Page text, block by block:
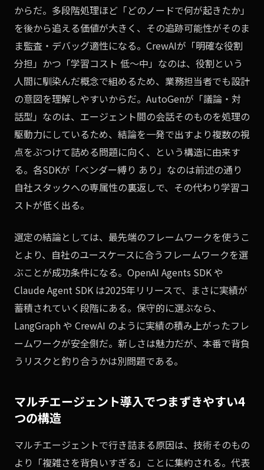
からだ。多段階処理ほど「どのノードで何が起きたか」
を後から追える価値が大きく、その追跡可能性がそのま
ま監査・デバッグ適性になる。CrewAIが「明確な役割
分担」かつ「学習コスト 低〜中」なのは、役割という
人間に馴染んだ概念で組めるため、業務担当者でも設計
の意図を理解しやすいからだ。AutoGenが「議論・対
話型」なのは、エージェント間の会話そのものを処理の
駆動力にしているため、結論を一発で出すより複数の視
点をぶつけて詰める問題に向く、という構造に由来す
る。各SDKが「ベンダー縛り あり」なのは前述の通り
自社スタックへの専属性の裏返しで、その代わり学習コ
ストが低く出る。
選定の結論としては、最先端のフレームワークを使うこ
とより、自社のユースケースに合うフレームワークを選
ぶことが成功条件になる。OpenAI Agents SDK や
Claude Agent SDK は2025年リリースで、まさに実績が
蓄積されていく段階にある。保守的に選ぶなら、
LangGraph や CrewAI のように実績の積み上がったフレ
ームワークが安全側だ。新しさは魅力だが、本番で背負
うリスクと釣り合うかは別問題である。
マルチエージェント導入でつまずきやすい4
つの構造
マルチエージェントで行き詰まる原因は、技術そのもの
より「複雑さを背負いすぎる」ことに集約される。代表